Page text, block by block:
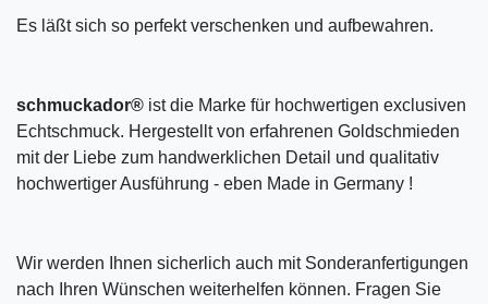
Es läßt sich so perfekt verschenken und aufbewahren.
schmuckador® ist die Marke für hochwertigen exclusiven
Echtschmuck. Hergestellt von erfahrenen Goldschmieden
mit der Liebe zum handwerklichen Detail und qualitativ
hochwertiger Ausführung - eben Made in Germany !
Wir werden Ihnen sicherlich auch mit Sonderanfertigungen
nach Ihren Wünschen weiterhelfen können. Fragen Sie